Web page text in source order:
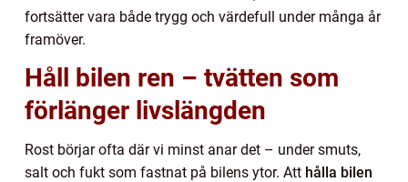
fortsätter vara både trygg och värdefull under många år
framöver.
Håll bilen ren – tvätten som
förlänger livslängden
Rost börjar ofta där vi minst anar det – under smuts,
salt och fukt som fastnat på bilens ytor. Att hålla bilen